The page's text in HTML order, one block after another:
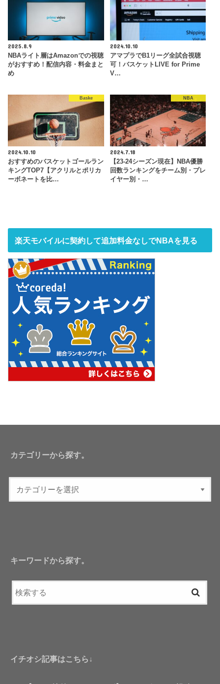
2025.8.9
NBAライト層はAmazonでの視聴
がおすすめ！配信内容・料金まと
め
2024.10.10
アマプラでB1リーグ全試合視聴
可！バスケットLIVE for Prime
V…
Baske
2024.10.10
おすすめのバスケットゴールラン
キングTOP7【アクリルとポリカ
ーボネートを比…
NBA
2024.7.18
【23-24シーズン現在】NBA優勝
回数ランキングをチーム別・プレ
イヤー別・…
楽天モバイルに契約して追加料金なしでNBAを見る
カテゴリーから探す。
キーワードから探す。
イチオシ記事はこちら↓